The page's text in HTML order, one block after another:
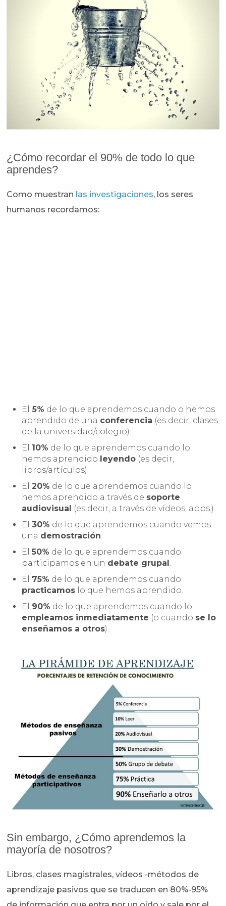
¿Cómo recordar el 90% de todo lo que
aprendes?
Como muestran las investigaciones, los seres
humanos recordamos:
El 5% de lo que aprendemos cuando o hemos
aprendido de una conferencia (es decir, clases
de la universidad/colegio).
El 10% de lo que aprendemos cuando lo
hemos aprendido leyendo (es decir,
libros/artículos).
El20% de lo que aprendemos cuando lo
hemos aprendido a través de soporte
audiovisual (es decir, a través de vídeos, apps.)
El30% de lo que aprendemos cuando vemos
una demostración.
El50% de lo que aprendemos cuando
participamos en un debate grupal.
El 75% de lo que aprendemos cuando
practicamos lo que hemos aprendido.
El 90% de lo que aprendemos cuando lo
empleamos inmediatamente (o cuando se lo
enseñamos a otros).
Sin embargo, ¿Cómo aprendemos la
mayoría de nosotros?
Libros, clases magistrales, vídeos -métodos de
aprendizaje pasivos que se traducen en 80%-95%